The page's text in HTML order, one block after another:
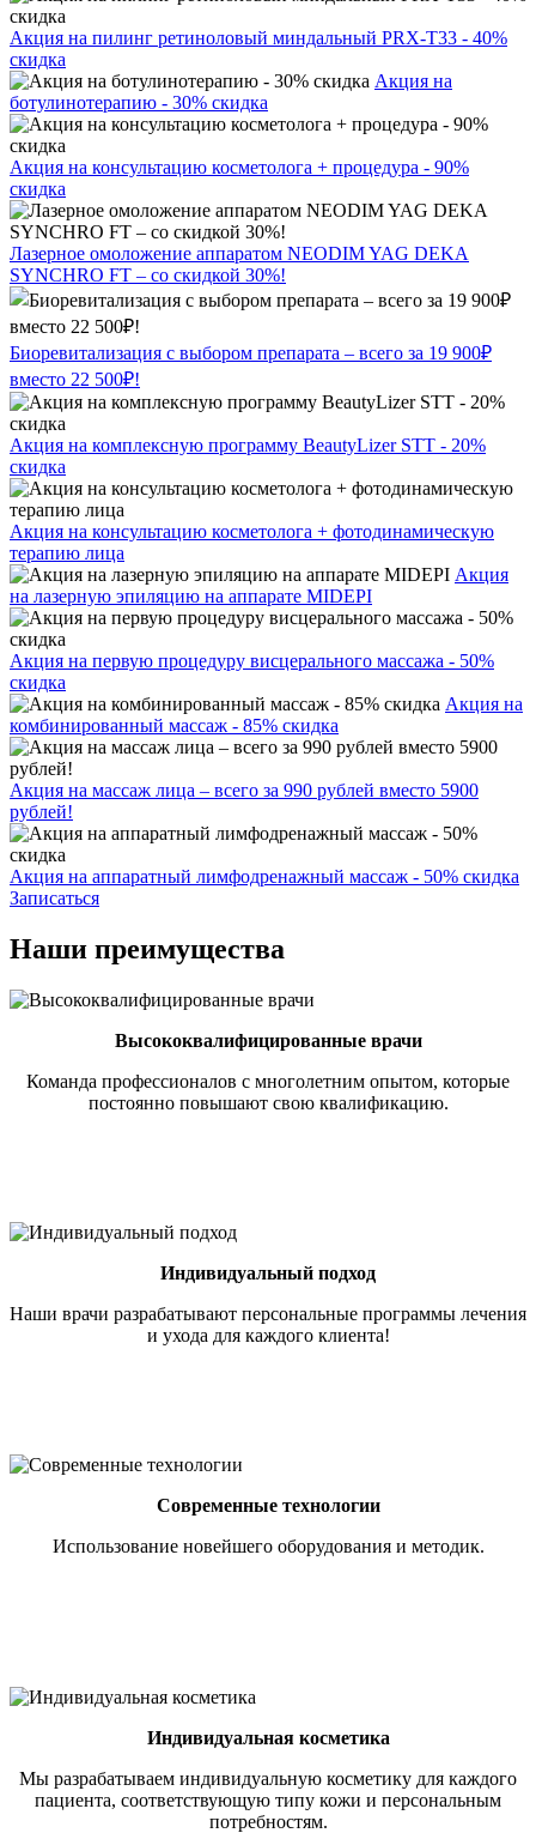
Акция на пилинг ретиноловый миндальный PRX-T33 - 40%
скидка
Акция на
ботулинотерапию - 30% скидка
Акция на консультацию косметолога + процедура - 90%
скидка
Лазерное омоложение аппаратом NEODIM YAG DEKA
SYNCHRO FT – со скидкой 30%!
Биоревитализация с выбором препарата – всего за 19 900₽
вместо 22 500₽!
Акция на комплексную программу BeautyLizer STT - 20%
скидка
Акция на консультацию косметолога + фотодинамическую
терапию лица
Акция
на лазерную эпиляцию на аппарате MIDEPI
Акция на первую процедуру висцерального массажа - 50%
скидка
Акция на
комбинированный массаж - 85% скидка
Акция на массаж лица – всего за 990 рублей вместо 5900
рублей!
Акция на аппаратный лимфодренажный массаж - 50% скидка
Записаться
Наши преимущества
Высококвалифицированные врачи
Команда профессионалов с многолетним опытом, которые
постоянно повышают свою квалификацию.
Индивидуальный подход
Наши врачи разрабатывают персональные программы лечения
и ухода для каждого клиента!
Современные технологии
Использование новейшего оборудования и методик.
Индивидуальная косметика
Мы разрабатываем индивидуальную косметику для каждого
пациента, соответствующую типу кожи и персональным
потребностям.